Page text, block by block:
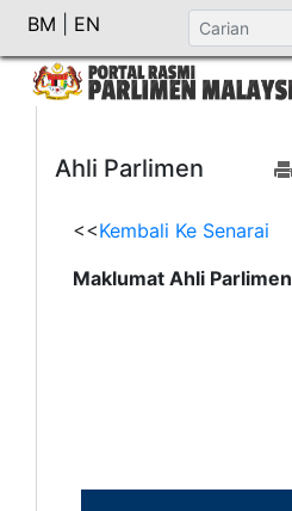
BM EN
Ahli Parlimen
<<Kembali Ke Senarai
Maklumat Ahli Parlimen